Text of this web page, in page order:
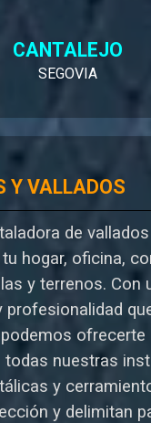
CANTALEJO
SEGOVIA
Y VALLADOS
de vallados
hogar, oficina,
y terrenos. Con
profesionalidad
ofrecerte
todas nuestras
y
y delimitan